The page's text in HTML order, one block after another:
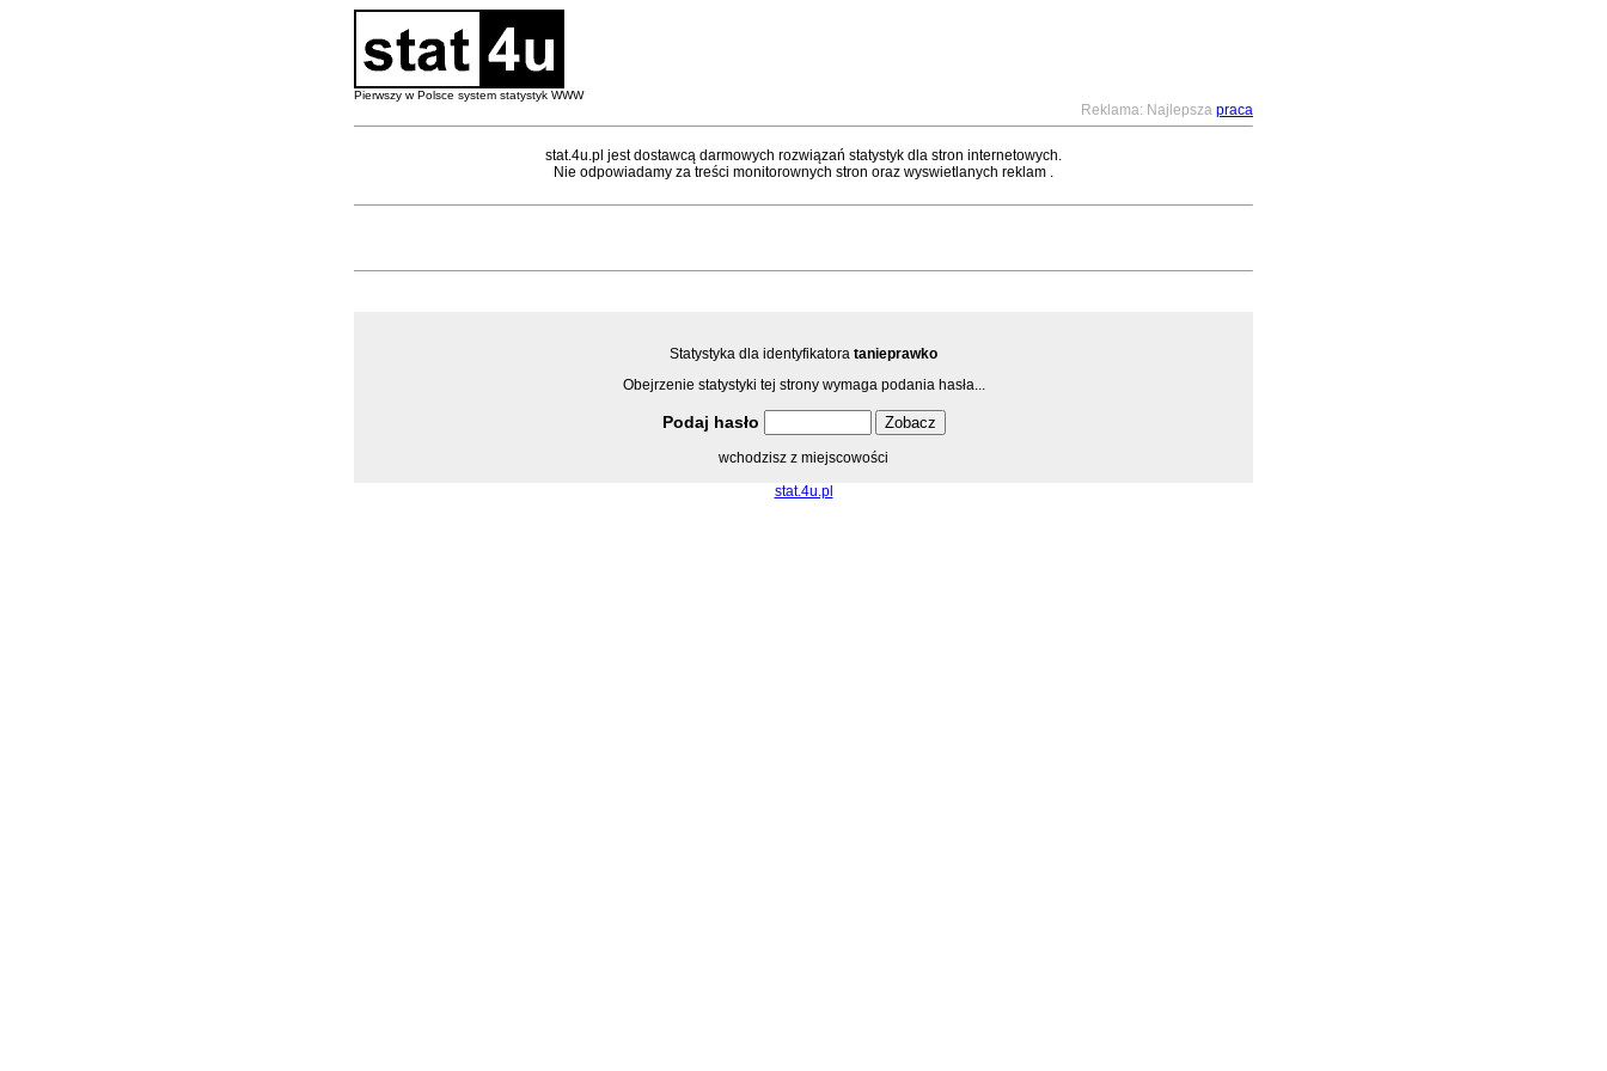
Pierwszy w Polsce system statystyk WWW
Reklama: Najlepsza praca
stat.4u.pl jest dostawcą darmowych rozwiązań statystyk dla stron internetowych.
Nie odpowiadamy za treści monitorownych stron oraz wyswietlanych reklam .
Statystyka dla identyfikatora tanieprawko
Obejrzenie statystyki tej strony wymaga podania hasła...
Podaj hasło
wchodzisz z miejscowości
stat.4u.pl